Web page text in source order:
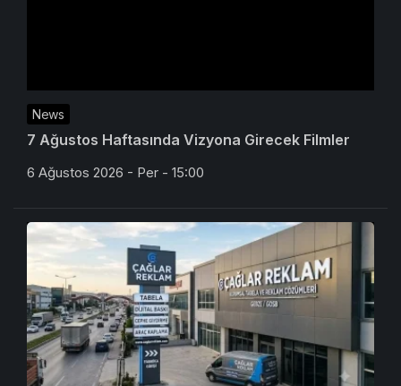
7 Ağustos Haftasında Vizyona Girecek Filmler
6 Ağustos 2026 - Per - 15:00